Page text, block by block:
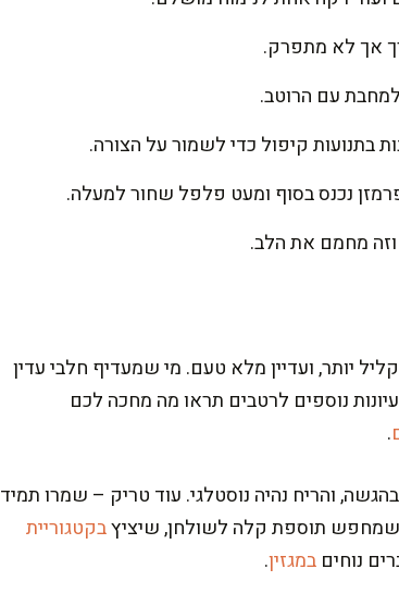
אך לא מתפרק.
בתנועות קיפול כדי לשמור על הצורה.
נכנס בסוף ומעט פלפל שחור למעלה.
וזה מחמם את הלב.
יותר, ועדיין מלא טעם. מי שמעדיף חלבי עדין
נוספים לרטבים תראו מה מחכה לכם
.
והריח נהיה נוסטלגי. עוד טריק – שמרו תמיד
שמחפש תוספת קלה לשולחן, שיציץבקטגוריית
נוחים במגזין.